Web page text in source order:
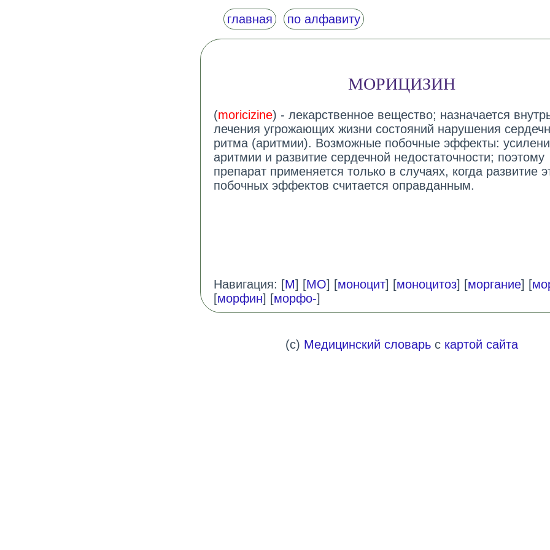
главная по алфавиту
МОРИЦИЗИН
(moricizine) - лекарственное вещество; назначается
лечения угрожающих жизни состояний нарушения
ритма (аритмии). Возможные побочные эффекты:
аритмии и развитие сердечной недостаточности; поэтому
препарат применяется только в случаях, когда развитие
побочных эффектов считается оправданным.
Навигация: [М] [МО] [моноцит] [моноцитоз] [моргание] [
[морфин] [морфо-]
(c) Медицинский словарьс картой сайта